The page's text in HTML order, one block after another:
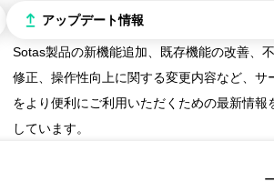
アップデート情報
Sotas製品の新機能追加、既存機能の改善、
修正、操作性向上に関する変更内容など、サ
をより便利にご利用いただくための最新情報
しています。